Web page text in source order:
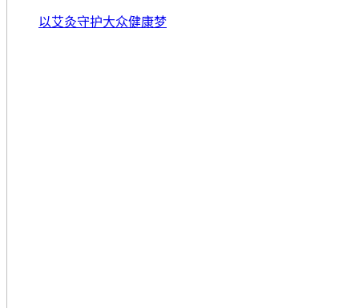
以艾灸守护大众健康梦